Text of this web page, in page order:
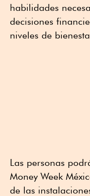
habilidades
decisiones
niveles de
Las personas
Money Week
de las